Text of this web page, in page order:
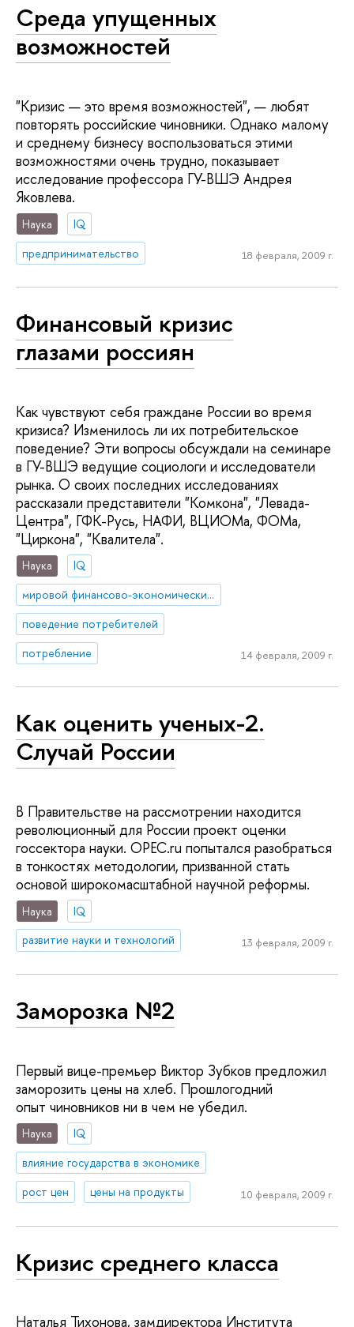
Среда упущенных
возможностей
"Кризис — это время возможностей", — любят
повторять российские чиновники. Однако малому
и среднему бизнесу воспользоваться этими
возможностями очень трудно, показывает
исследование профессора ГУ-ВШЭ Андрея
Яковлева.
Наука
IQ
предпринимательство
18 февраля, 2009 г.
Финансовый кризис
глазами россиян
Как чувствуют себя граждане России во время
кризиса? Изменилось ли их потребительское
поведение? Эти вопросы обсуждали на семинаре
в ГУ-ВШЭ ведущие социологи и исследователи
рынка. О своих последних исследованиях
рассказали представители "Комкона", "Левада-
Центра", ГФК-Русь, НАФИ, ВЦИОМа, ФОМа,
"Циркона", "Квалитела".
Наука
IQ
мировой финансово-экономический кризис
поведение потребителей
потребление
14 февраля, 2009 г.
Как оценить ученых-2.
Случай России
В Правительстве на рассмотрении находится
революционный для России проект оценки
госсектора науки. ОPEC.ru попытался разобраться
в тонкостях методологии, призванной стать
основой широкомасштабной научной реформы.
Наука
IQ
развитие науки и технологий
13 февраля, 2009 г.
Заморозка №2
Первый вице-премьер Виктор Зубков предложил
заморозить цены на хлеб. Прошлогодний
опыт чиновников ни в чем не убедил.
Наука
IQ
влияние государства в экономике
рост цен
цены на продукты 10 февраля, 2009 г.
Кризис среднего класса
Наталья Тихонова, замдиректора Института